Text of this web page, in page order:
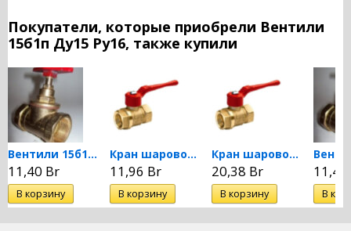
Покупатели, которые приобрели Вентили
15б1п Ду15 Ру16, также купили
Вентили 15б1п Ду25 Ру16
11,40 Br
Кран шаровой латунный...
11,96 Br
Кран шаровой латунный...
20,38 Br